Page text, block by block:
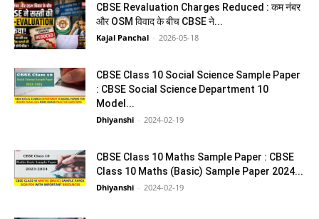
CBSE Revaluation Charges Reduced : कम नंबर
और OSM विवाद के बीच CBSE ने...
Kajal Panchal - 2026-05-18
CBSE Class 10 Social Science Sample Paper
: CBSE Social Science Department 10
Model...
Dhiyanshi - 2024-02-19
CBSE Class 10 Maths Sample Paper : CBSE
Class 10 Maths (Basic) Sample Paper 2024...
Dhiyanshi - 2024-02-19